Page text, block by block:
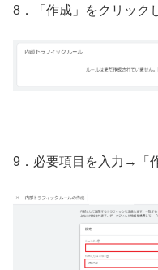
8．「作成」をクリック
9．必要項目を入力→「